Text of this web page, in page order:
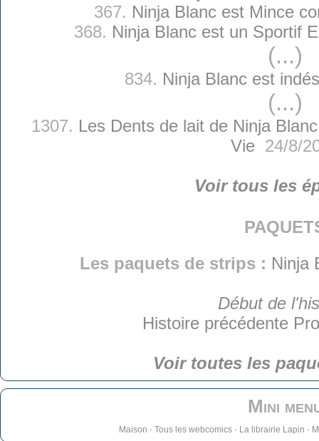
367. Ninja Blanc est Mince
368. Ninja Blanc est un Sportif
(...)
834. Ninja Blanc est
(...)
1307. Les Dents de lait de Ninja
Vie24/8/
Voir tous les
Les paquets de strips : Ninja
Début de
Histoire précédente
Voir toutes les
Mini
Maison - Tous les webcomics- La librairie Lapin -